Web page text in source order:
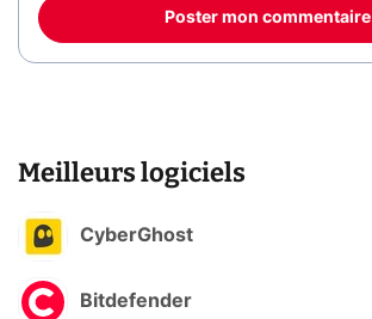
Poster mon commentaire
Meilleurs logiciels
CyberGhost
Bitdefender